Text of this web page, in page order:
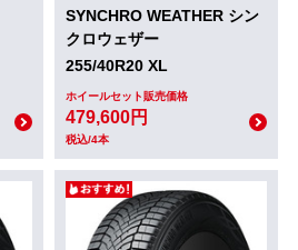
SYNCHRO WEATHER シン
クロウェザー
255/40R20 XL
ホイールセット販売価格
479,600円
税込/4本